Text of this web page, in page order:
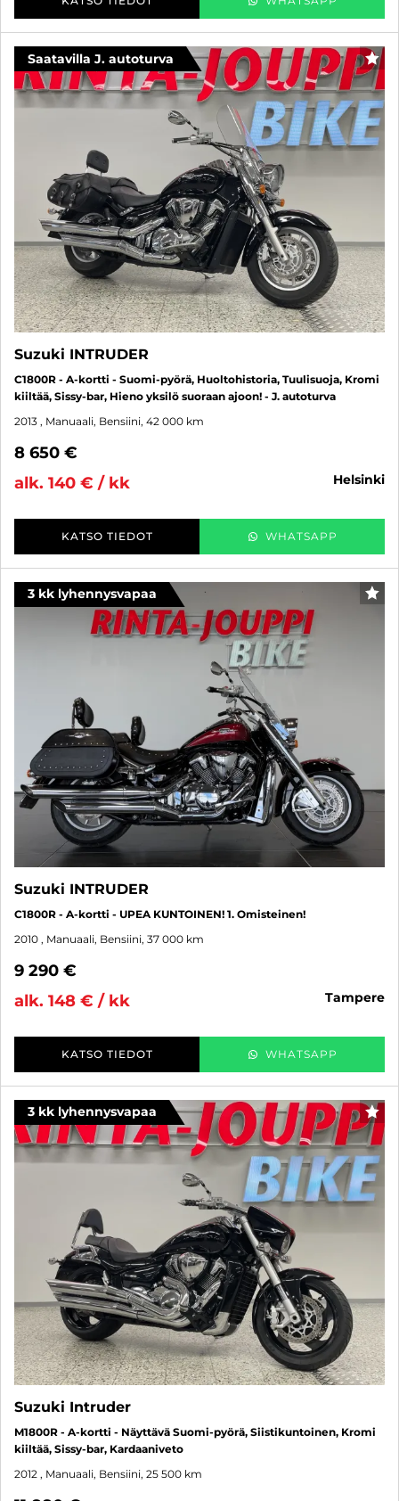
Saatavilla J. autoturva
Suzuki INTRUDER
C1800R - A-kortti - Suomi-pyörä, Huoltohistoria, Tuulisuoja, Kromi
kiiltää, Sissy-bar, Hieno yksilö suoraan ajoon! - J. autoturva
2013 , Manuaali, Bensiini, 42 000 km
8 650 €
alk. 140 € / kk
helsinki
KATSO TIEDOT WHATSAPP
3 kk lyhennysvapaa
Suzuki INTRUDER
C1800R - A-kortti - UPEA KUNTOINEN! 1. Omisteinen!
2010 , Manuaali, Bensiini, 37 000 km
9 290 €
alk. 148 € / kk
tampere
KATSO TIEDOT WHATSAPP
3 kk lyhennysvapaa
Suzuki Intruder
M1800R - A-kortti - Näyttävä Suomi-pyörä, Siistikuntoinen, Kromi
kiiltää, Sissy-bar, Kardaaniveto
2012 , Manuaali, Bensiini, 25 500 km